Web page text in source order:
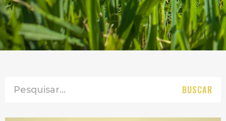
BUSCAR